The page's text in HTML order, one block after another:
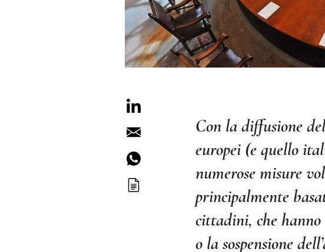
Con la diffusione
europei (e quello
numerose misure
principalmente
cittadini, che
o la sospensione